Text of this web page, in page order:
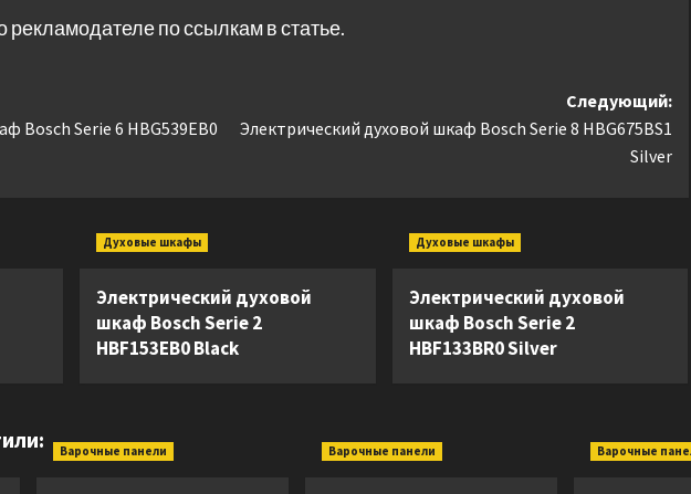
по ссылкам в статье.
Bosch Serie 6 HBG539EB0
Следующий:
Электрический духовой шкаф Bosch Serie 8 HBG675BS1
Silver
Духовые шкафы
Электрический духовой
шкаф Bosch Serie 2
HBF153EB0 Black
Духовые шкафы
Электрический духовой
шкаф Bosch Serie 2
HBF133BR0 Silver
Варочные панели Варочные панели Варочные